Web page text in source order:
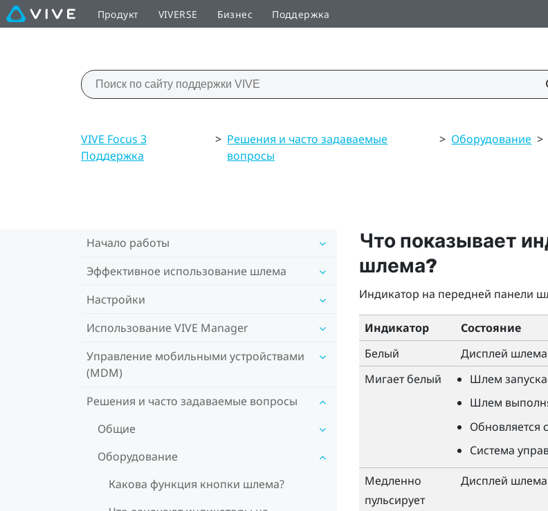
Продукт VIVERSE Бизнес Поддержка
VIVE Focus 3
Поддержка
> Решения и часто задаваемые
вопросы
> Оборудование >
Начало работы
Эффективное использование шлема
Настройки
Использование VIVE Manager
Управление мобильными устройствами
(MDM)
Решения и часто задаваемые вопросы
Общие
Оборудование
Какова функция кнопки шлема?
Что показывает
шлема?
Индикатор на передней панели
Индикатор
Состояние
Белый
Дисплей
Мигает белый
Шлем
Шлем
Обновляется
Система
Медленно
пульсирует
Дисплей